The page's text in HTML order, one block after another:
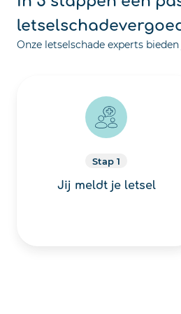
Onze letselschade experts
Stap 1
Jij meldt je letsel